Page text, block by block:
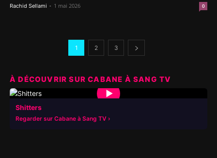
Rachid Sellami - 1 mai 2026 0
1 2 3
À DÉCOUVRIR SUR CABANE À SANG TV
▶
Shitters
Regarder sur Cabane à Sang TV